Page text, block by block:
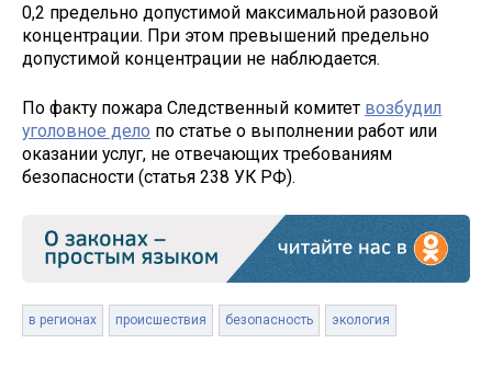
0,2 предельно допустимой максимальной разовой
концентрации. При этом превышений предельно
допустимой концентрации не наблюдается.
По факту пожара Следственный комитет возбудил
уголовное дело по статье о выполнении работ или
оказании услуг, не отвечающих требованиям
безопасности (статья 238 УК РФ).
в регионах происшествия безопасность экология